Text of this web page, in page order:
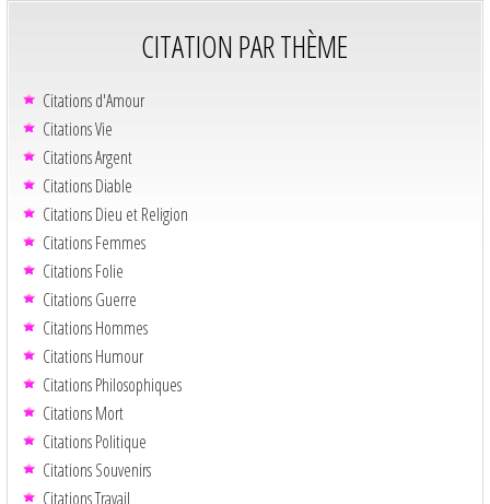
CITATION PAR THÈME
Citations d'Amour
Citations Vie
Citations Argent
Citations Diable
Citations Dieu et Religion
Citations Femmes
Citations Folie
Citations Guerre
Citations Hommes
Citations Humour
Citations Philosophiques
Citations Mort
Citations Politique
Citations Souvenirs
Citations Travail